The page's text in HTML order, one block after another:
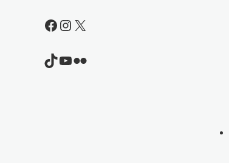
Facebook
Instagram
X
TikTok
YouTube
Flickr